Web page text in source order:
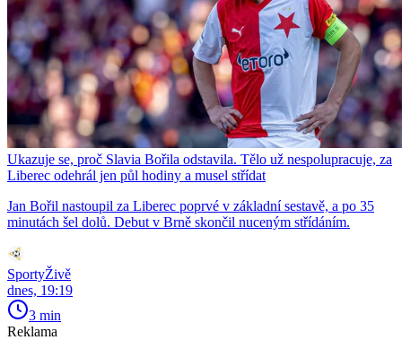
Ukazuje se, proč Slavia Bořila odstavila. Tělo už nespolupracuje, za
Liberec odehrál jen půl hodiny a musel střídat
Jan Bořil nastoupil za Liberec poprvé v základní sestavě, a po 35
minutách šel dolů. Debut v Brně skončil nuceným střídáním.
SportyŽivě
dnes, 19:19
3 min
Reklama